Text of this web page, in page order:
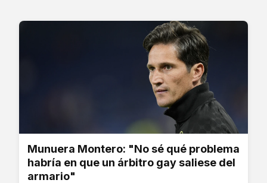
Munuera Montero: "No sé qué problema
habría en que un árbitro gay saliese del
armario"